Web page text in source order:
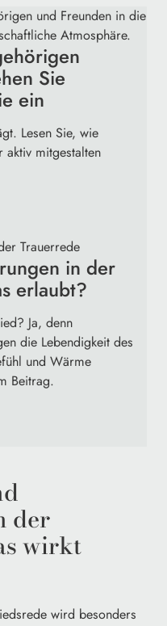
Sie
ein
Lesen Sie, wie
aktiv mitgestalten
in der
erlaubt?
Ja, denn
die Lebendigkeit des
und Wärme
Beitrag.
der
wirkt
wird besonders